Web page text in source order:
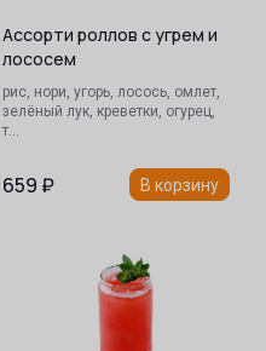
Ассорти роллов с угрем и
лососем
рис, нори, угорь, лосось, омлет,
зелёный лук, креветки, огурец,
т…
659 ₽ В корзину